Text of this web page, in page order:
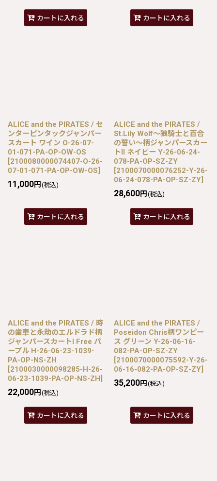
カートに入れる カートに入れる
ALICE and the PIRATES / セ
ンターピンタックジャンパー
スカート ワイン O-26-07-
01-071-PA-OP-OW-OS
[2100080000074407-O-26-
07-01-071-PA-OP-OW-OS]
11,000円 (税込)
カートに入れる
ALICE and the PIRATES /
St.Lily Wolf〜狼騎士と百合
の誓い〜柄ジャンパースカー
トII ネイビー Y-26-06-24-
078-PA-OP-SZ-ZY
[2100070000076252-Y-26-
06-24-078-PA-OP-SZ-ZY]
28,600円 (税込)
カートに入れる
ALICE and the PIRATES / 時
の歯車と永劫のエルドラド柄
ジャンパースカートI Free パ
ープル H-26-06-23-1039-
PA-OP-NS-ZH
[2100030000098285-H-26-
06-23-1039-PA-OP-NS-ZH]
22,000円 (税込)
カートに入れる
ALICE and the PIRATES /
Poseidon Chris柄ワンピー
ス グリーン Y-26-06-16-
082-PA-OP-SZ-ZY
[2100070000075592-Y-26-
06-16-082-PA-OP-SZ-ZY]
35,200円 (税込)
カートに入れる